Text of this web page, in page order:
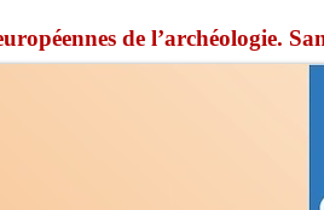
de l’archéologie.